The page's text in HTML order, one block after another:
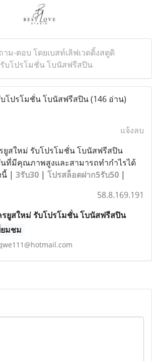
าม-ตอบ โดยเบสท์เลิฟเวดดิ้งสตูดิ
บโปรโมชั่น โบนัสฟรีสปิน
โปรโมชั่น โบนัสฟรีสปิน(146 อ่าน)
แจ้งลบ
ยูสใหม่ รับโปรโมชั่น โบนัสฟรีสปิน
นที่มีคุณภาพสูงและสามารถทำกำไรได้
นี้ | 3รับ30 | โปรสล็อตฝาก5รับ50 |
58.8.169.191
ยูสใหม่ รับโปรโมชั่น โบนัสฟรีสปิน
ยมชม